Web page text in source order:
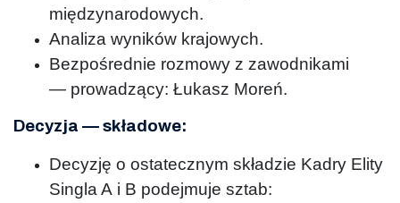
międzynarodowych.
Analiza wyników krajowych.
Bezpośrednie rozmowy z zawodnikami
— prowadzący: Łukasz Moreń.
Decyzja — składowe:
Decyzję o ostatecznym składzie Kadry Elity
Singla A i B podejmuje sztab: